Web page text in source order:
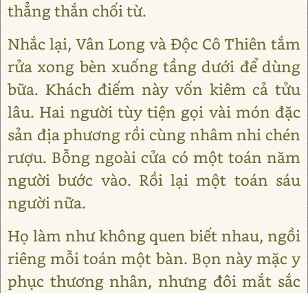
thẳng thắn chối từ.
Nhắc lại, Vân Long và Độc Cô Thiên tắm
rửa xong bèn xuống tầng dưới để dùng
bữa. Khách điếm này vốn kiêm cả tửu
lâu. Hai người tùy tiện gọi vài món đặc
sản địa phương rồi cùng nhâm nhi chén
rượu. Bỗng ngoài cửa có một toán năm
người bước vào. Rồi lại một toán sáu
người nữa.
Họ làm như không quen biết nhau, ngồi
riêng mỗi toán một bàn. Bọn này mặc y
phục thương nhân, nhưng đôi mắt sắc